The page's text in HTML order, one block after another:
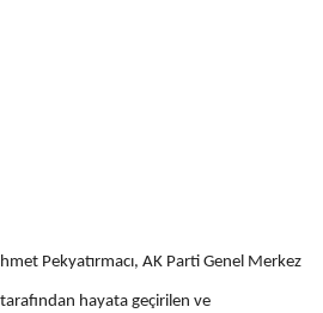
Pekyatırmacı, AK Parti Genel Merkez
tarafından hayata geçirilen ve